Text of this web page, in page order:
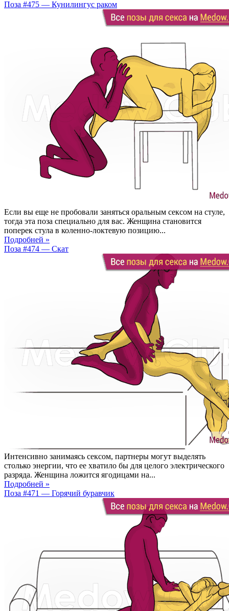
Поза #475 — Кунилингус раком
Если вы еще не пробовали заняться оральным сексом на стуле,
тогда эта поза специально для вас. Женщина становится
поперек стула в коленно-локтевую позицию...
Подробней »
Поза #474 — Скат
Интенсивно занимаясь сексом, партнеры могут выделять
столько энергии, что ее хватило бы для целого электрического
разряда. Женщина ложится ягодицами на...
Подробней »
Поза #471 — Горячий буравчик